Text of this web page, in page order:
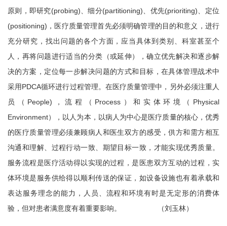
原则，即研究(probing)、细分(partitioning)、优先(prioriting)、定位
(positioning)，医疗质量管理首先必须明确管理的目的和意义，进行
充分研究，找出问题的各个方面，应当具体到类别、科室甚至个
人，再将问题进行适当的分类（或延伸），确立优先解决和逐步解
决的方案，定位每一步解决问题的方式和目标，在具体管理战术中
采用PDCA循环进行过程管理。在医疗质量管理中，另外必须注重人
员（People)，流程（Process）和实体环境（Physical
Environment），以人为本，以病人为中心是医疗质量的核心，优秀
的医疗质量管理必须兼顾病人和医生双方的感受，供方和需方相互
沟通和理解、过程行动一致、期望目标一致，才能实现优秀质量。
服务流程是医疗活动得以实现的过程，是医患双方互动的过程，实
体环境是服务供给得以顺利传送的保证，如设备设施也有着承载和
表达服务理念的能力，人员、流程和环境有时是无定形的消费体
验，但对患者满意度有着重要影响。 （刘玉林）